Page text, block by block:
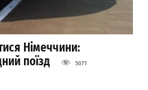
Німеччини:
поїзд
5071